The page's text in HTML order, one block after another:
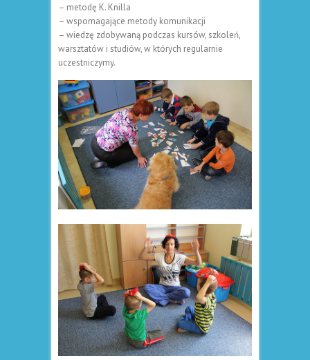
– metodę K. Knilla
– wspomagające metody komunikacji
– wiedzę zdobywaną podczas kursów, szkoleń,
warsztatów i studiów, w których regularnie
uczestniczymy.